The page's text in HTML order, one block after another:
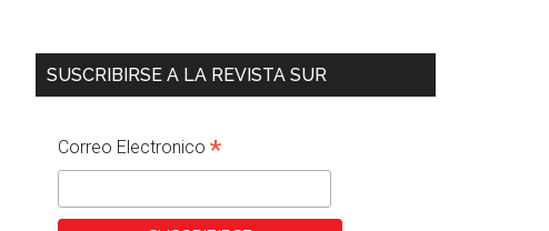
SUSCRIBIRSE A LA REVISTA SUR
Correo Electronico *